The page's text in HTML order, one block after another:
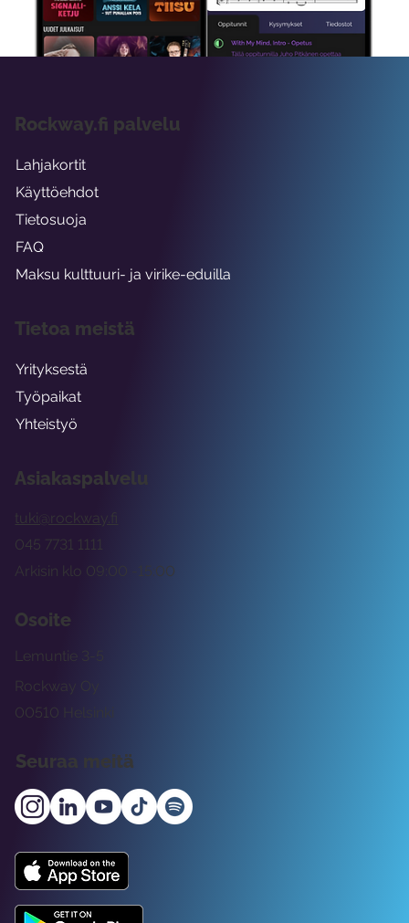
viikon ajaksi.
Asiakaspalvelu
tuki@rockway.fi
Arkisin klo 09:00 -15:00
045 7731 1111
Osoite
Rockway Oy
Lemuntie 3-5
00510 Helsinki
Seuraa meitä
Rockway.fi palvelu
Lahjakortit
Käyttöehdot
Tietosuoja
FAQ
Maksu kulttuuri- ja virike-eduilla
Tietoa meistä
Yrityksestä
Työpaikat
Yhteistyö